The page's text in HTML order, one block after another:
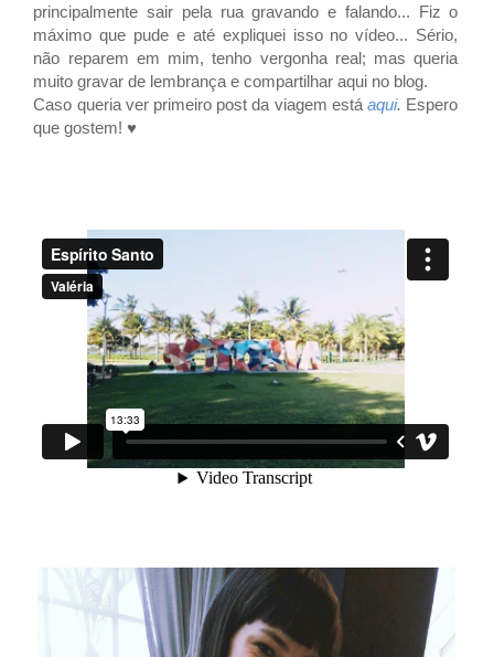
principalmente sair pela rua gravando e falando... Fiz o
máximo que pude e até expliquei isso no vídeo... Sério,
não reparem em mim, tenho vergonha real; mas queria
muito gravar de lembrança e compartilhar aqui no blog.
Caso queria ver primeiro post da viagem estáaqui. Espero
que gostem! ♥